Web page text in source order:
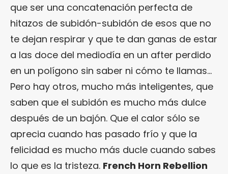
que ser una concatenación perfecta de
hitazos de subidón-subidón de esos que no
te dejan respirar y que te dan ganas de estar
a las doce del mediodía en un after perdido
en un polígono sin saber ni cómo te llamas…
Pero hay otros, mucho más inteligentes, que
saben que el subidón es mucho más dulce
después de un bajón. Que el calor sólo se
aprecia cuando has pasado frío y que la
felicidad es mucho más ducle cuando sabes
lo que es la tristeza. French Horn Rebellion